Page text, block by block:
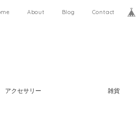
About Blog Contact
アクセサリー 雑貨